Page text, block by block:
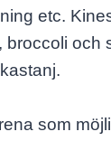
etc.
broccoli och
som